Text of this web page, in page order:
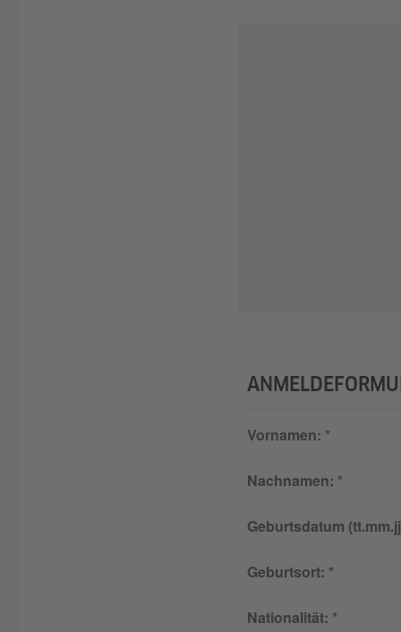
Vornamen:
Nachnamen:
Geburtsdatum
Geburtsort:
Nationalität: